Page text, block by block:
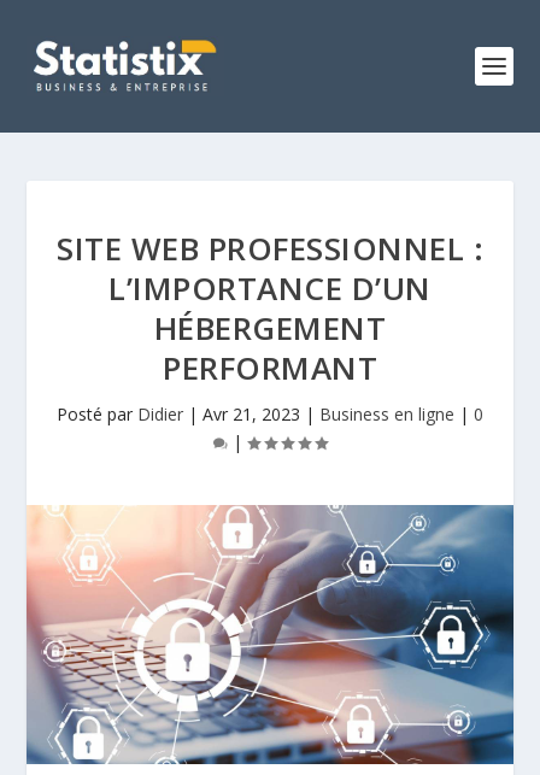
SITE WEB PROFESSIONNEL :
L’IMPORTANCE D’UN
HÉBERGEMENT
PERFORMANT
Posté par Didier | Avr 21, 2023 | Business en ligne | 0
|